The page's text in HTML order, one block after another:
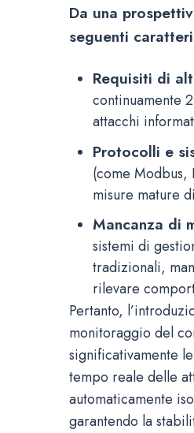
Da una
seguenti
Requisiti di
continuamente
attacchi
Protocolli e
(come Modbus,
misure mature
Mancanza di
sistemi di
tradizionali,
rilevare
Pertanto,
monitoraggio del
significativamente
tempo reale delle
automaticamente
garantendo la